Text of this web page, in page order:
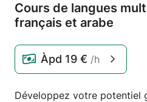
Cours de langues
français et arabe
Àpd 19 € /h
Développez votre potentiel